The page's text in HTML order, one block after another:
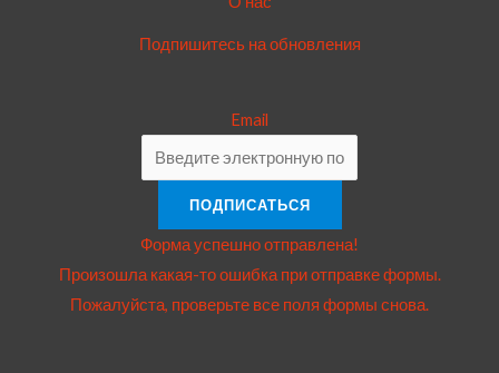
Подпишитесь на обновления
Email
ПОДПИСАТЬСЯ
Форма успешно отправлена!
Произошла какая-то ошибка при отправке формы.
Пожалуйста, проверьте все поля формы снова.